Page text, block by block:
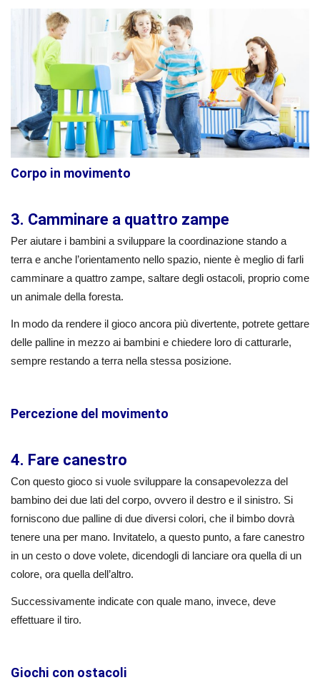
Corpo in movimento
3. Camminare a quattro zampe
Per aiutare i bambini a sviluppare la coordinazione stando a
terra e anche l’orientamento nello spazio, niente è meglio di farli
camminare a quattro zampe, saltare degli ostacoli, proprio come
un animale della foresta.
In modo da rendere il gioco ancora più divertente, potrete gettare
delle palline in mezzo ai bambini e chiedere loro di catturarle,
sempre restando a terra nella stessa posizione.
Percezione del movimento
4. Fare canestro
Con questo gioco si vuole sviluppare la consapevolezza del
bambino dei due lati del corpo, ovvero il destro e il sinistro. Si
forniscono due palline di due diversi colori, che il bimbo dovrà
tenere una per mano. Invitatelo, a questo punto, a fare canestro
in un cesto o dove volete, dicendogli di lanciare ora quella di un
colore, ora quella dell’altro.
Successivamente indicate con quale mano, invece, deve
effettuare il tiro.
Giochi con ostacoli